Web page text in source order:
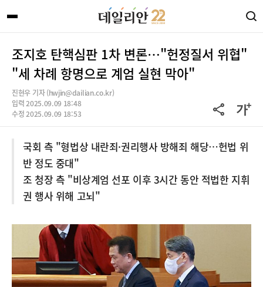
조지호 탄핵심판 1차 변론…"헌정질서 위협"
"세 차례 항명으로 계엄 실현 막아"
진현우 기자 (hwjin@dailian.co.kr)
입력 2025.09.09 18:48
수정 2025.09.09 18:53
국회 측 "형법상 내란죄·권리행사 방해죄 해당…헌법 위
반 정도 중대"
조 청장 측 "비상계엄 선포 이후 3시간 동안 적법한 지휘
권 행사 위해 고뇌"